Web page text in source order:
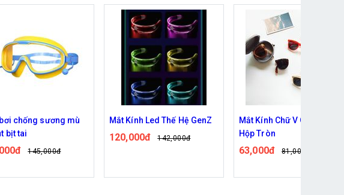
Led Thế Hệ GenZ
Mắt Kính Chữ V Gấp Gọn
Hộp Tròn
Kinh bơi, kính lặn nhiều
sắc
56,000đ 64,000đ
Đã bán: 1,785